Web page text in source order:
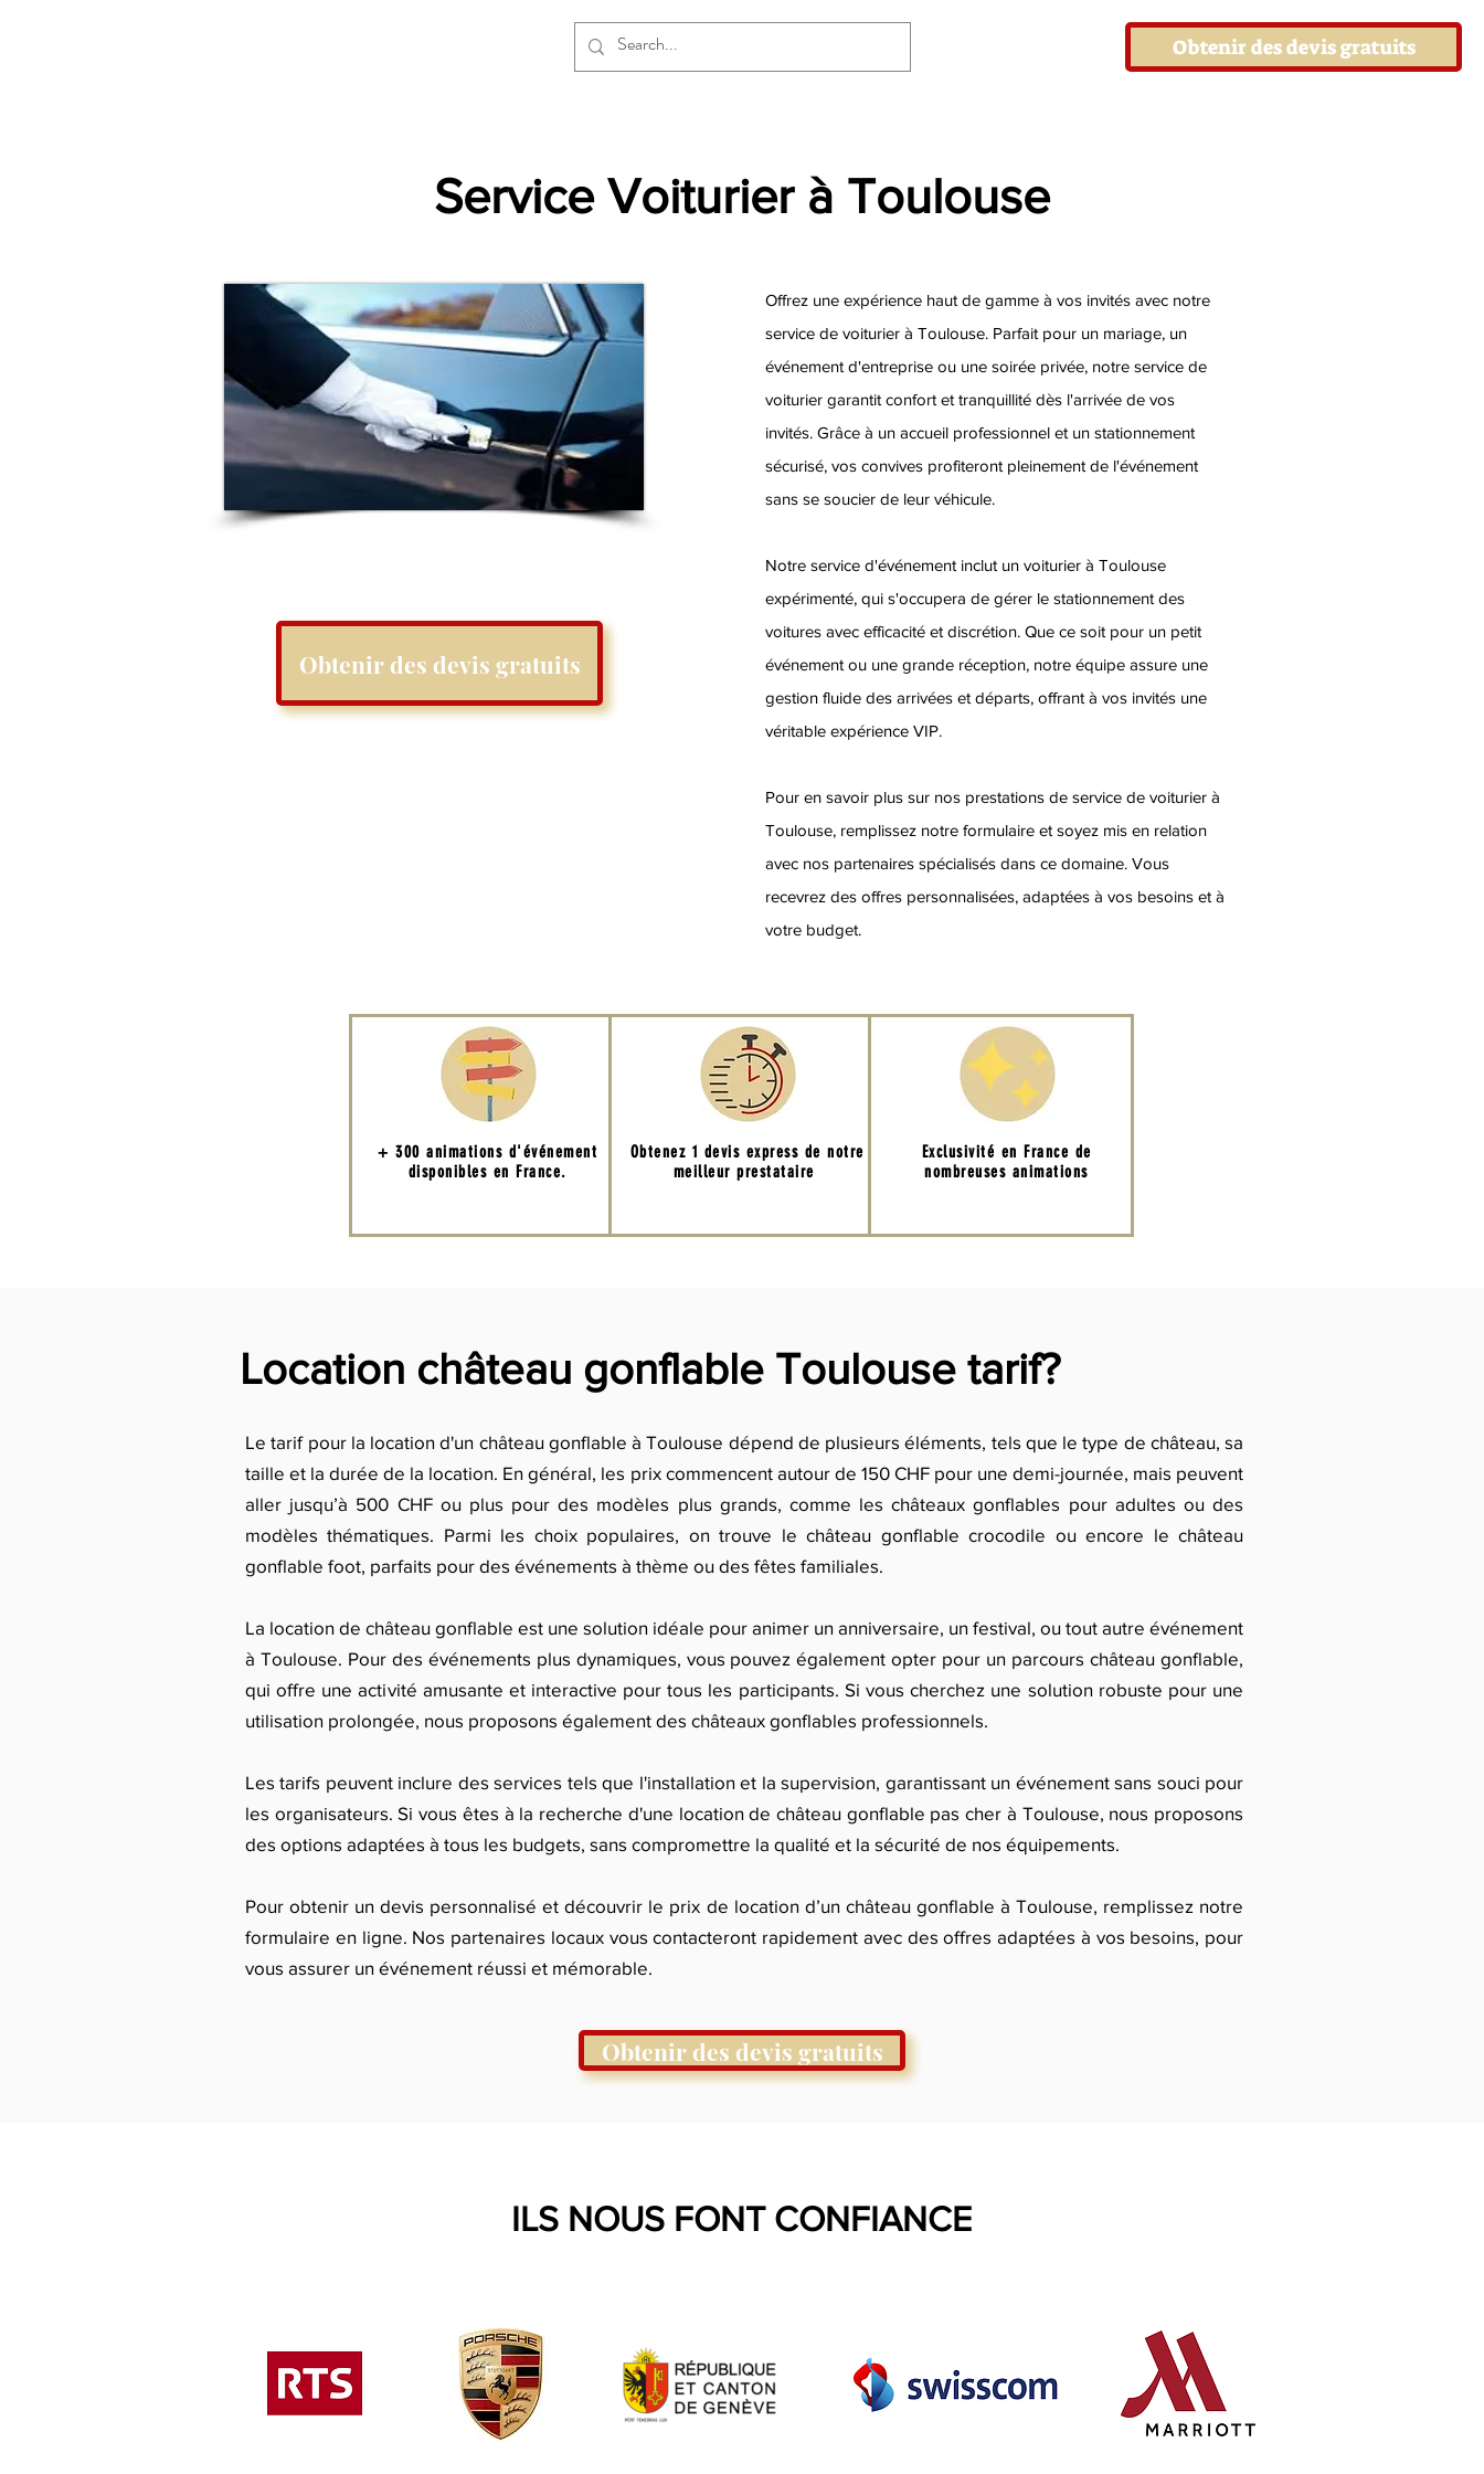
Obtenir des devis gratuits
Service Voiturier à Toulouse
Obtenir des devis gratuits
Offrez une expérience haut de gamme à vos invités avec notre
service de voiturier à Toulouse. Parfait pour un mariage, un
événement d'entreprise ou une soirée privée, notre service de
voiturier garantit confort et tranquillité dès l'arrivée de vos
invités. Grâce à un accueil professionnel et un stationnement
sécurisé, vos convives profiteront pleinement de l'événement
sans se soucier de leur véhicule.
Notre service d'événement inclut un voiturier à Toulouse
expérimenté, qui s'occupera de gérer le stationnement des
voitures avec efficacité et discrétion. Que ce soit pour un petit
événement ou une grande réception, notre équipe assure une
gestion fluide des arrivées et départs, offrant à vos invités une
véritable expérience VIP.
Pour en savoir plus sur nos prestations de service de voiturier à
Toulouse, remplissez notre formulaire et soyez mis en relation
avec nos partenaires spécialisés dans ce domaine. Vous
recevrez des offres personnalisées, adaptées à vos besoins et à
votre budget.
+ 300 animations d'événement
disponibles en France.
Obtenez 1 devis express de notre
meilleur prestataire
Exclusivité en France de
nombreuses animations
Location château gonflable Toulouse tarif?
Le tarif pour la location d'un château gonflable à Toulouse dépend de plusieurs éléments, tels que le type de château, sa
taille et la durée de la location. En général, les prix commencent autour de 150 CHF pour une demi-journée, mais peuvent
aller jusqu’à 500 CHF ou plus pour des modèles plus grands, comme les châteaux gonflables pour adultes ou des
modèles thématiques. Parmi les choix populaires, on trouve le château gonflable crocodile ou encore le château
gonflable foot, parfaits pour des événements à thème ou des fêtes familiales.
La location de château gonflable est une solution idéale pour animer un anniversaire, un festival, ou tout autre événement
à Toulouse. Pour des événements plus dynamiques, vous pouvez également opter pour un parcours château gonflable,
qui offre une activité amusante et interactive pour tous les participants. Si vous cherchez une solution robuste pour une
utilisation prolongée, nous proposons également des châteaux gonflables professionnels.
Les tarifs peuvent inclure des services tels que l'installation et la supervision, garantissant un événement sans souci pour
les organisateurs. Si vous êtes à la recherche d'une location de château gonflable pas cher à Toulouse, nous proposons
des options adaptées à tous les budgets, sans compromettre la qualité et la sécurité de nos équipements.
Pour obtenir un devis personnalisé et découvrir le prix de location d’un château gonflable à Toulouse, remplissez notre
formulaire en ligne. Nos partenaires locaux vous contacteront rapidement avec des offres adaptées à vos besoins, pour
vous assurer un événement réussi et mémorable.
Obtenir des devis gratuits
ILS NOUS FONT CONFIANCE